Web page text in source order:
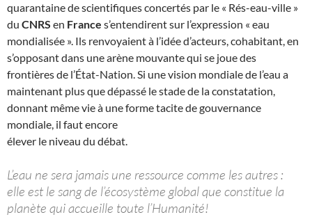
quarantaine de scientifiques concertés par le « Rés-eau-ville »
du CNRS en France s’entendirent sur l’expression « eau
mondialisée ». Ils renvoyaient à l’idée d’acteurs, cohabitant, en
s’opposant dans une arène mouvante qui se joue des
frontières de l’État-Nation. Si une vision mondiale de l’eau a
maintenant plus que dépassé le stade de la constatation,
donnant même vie à une forme tacite de gouvernance
mondiale, il faut encore
élever le niveau du débat.
L’eau ne sera jamais une ressource comme les autres :
elle est le sang de l’écosystème global que constitue la
planète qui accueille toute l’Humanité!